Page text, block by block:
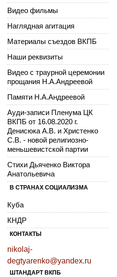
Видео фильмы
Наглядная агитация
Материалы съездов ВКПБ
Наши реквизиты
Видео с траурной церемонии
прощания Н.А.Андреевой
Памяти Н.А.Андреевой
Ауди-записи Пленума ЦК
ВКПБ от 16.08.2020 г.
Денисюка А.В. и Христенко
С.В. - новой религиозно-
меньшевистской партии
Стихи Дьяченко Виктора
Анатольевича
В СТРАНАХ СОЦИАЛИЗМА
Куба
КНДР
КОНТАКТЫ
nikolaj-
degtyarenko@yandex.ru
ШТАНДАРТ ВКПБ